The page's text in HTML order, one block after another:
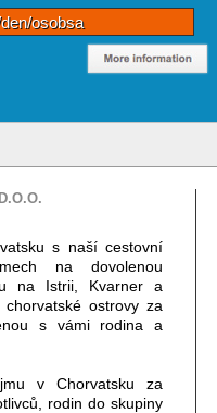
osobsa
s naší cestovní
na dovolenou
na Istrii, Kvarner a
ostrovy za
s vámi rodina a
v Chorvatsku za
rodin do skupiny